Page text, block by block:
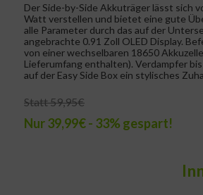
Der Side-by-Side Akkuträger lässt sich
Watt verstellen und bietet eine gute
alle Parameter durch das auf der
angebrachte 0.91 Zoll OLED Display.
von einer wechselbaren 18650
Lieferumfang enthalten). Verdampfer
auf der Easy Side Box ein stylisches
Statt 59,95€
Nur 39,99€ - 33% gespart!